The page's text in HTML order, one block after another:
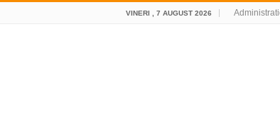
VINERI , 7 AUGUST 2026